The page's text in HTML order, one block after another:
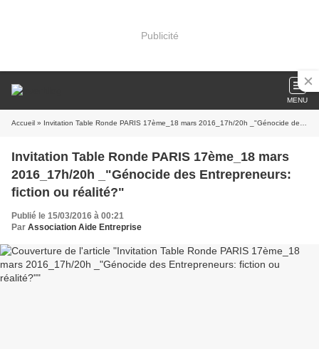
Publicité
MENU
Accueil » Invitation Table Ronde PARIS 17ème_18 mars 2016_17h/20h _"Génocide des Entrepreneurs: fiction ou réalité?"
Invitation Table Ronde PARIS 17ème_18 mars
2016_17h/20h _"Génocide des Entrepreneurs:
fiction ou réalité?"
Publié le 15/03/2016 à 00:21
Par Association Aide Entreprise